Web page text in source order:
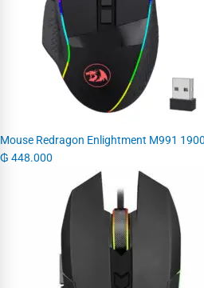
Mouse Redragon Enlightment M991
₲ 448.000